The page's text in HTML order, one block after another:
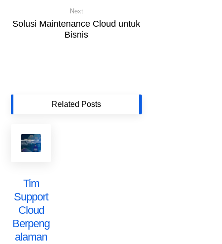
Next
Solusi Maintenance Cloud untuk
Bisnis
Related Posts
Tim
Support
Cloud
Berpeng
alaman